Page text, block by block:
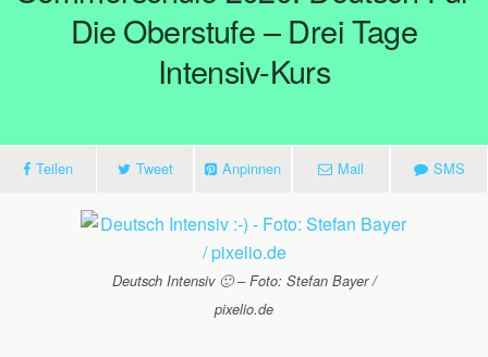
Die Oberstufe – Drei Tage
Intensiv-Kurs
Teilen Tweet Anpinnen Mail SMS
Deutsch Intensiv 🙂 – Foto: Stefan Bayer /
pixelio.de